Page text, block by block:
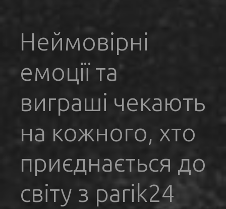
Неймовірні
емоції та
виграші чекають
на кожного, хто
приєднається до
світу з parik24